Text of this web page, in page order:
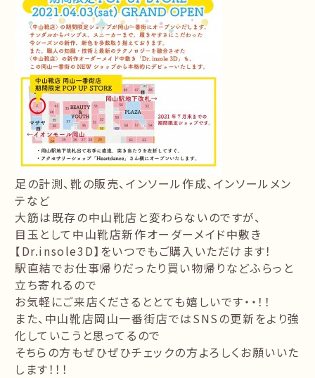
足の計測、靴の販売、インソール作成、インソールメン
テなど
大筋は既存の中山靴店と変わらないのですが、
目玉として中山靴店新作オーダーメイド中敷き
【Dr.insole3D】をいつでもご購入いただけます！
駅直結でお仕事帰りだったり買い物帰りなどふらっと
立ち寄れるので
お気軽にご来店くださるととても嬉しいです・・！！
また、中山靴店岡山一番街店ではSNSの更新をより強
化していこうと思ってるので
そちらの方もぜひぜひチェックの方よろしくお願いいた
します！！！